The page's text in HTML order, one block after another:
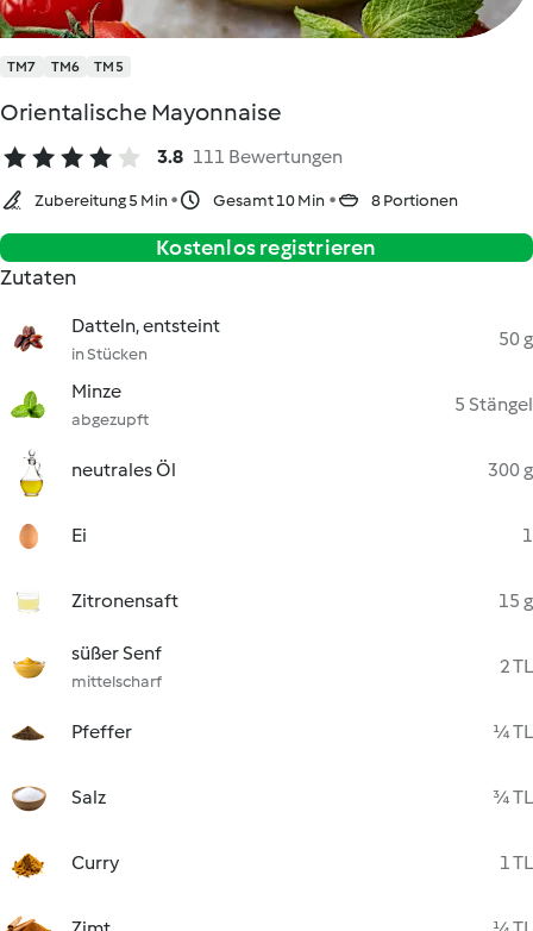
TM7 TM6 TM5
Orientalische Mayonnaise
3.8 111 Bewertungen
Zubereitung 5 Min Gesamt 10 Min 8 Portionen
Kostenlos registrieren
Zutaten
Datteln, entsteint
in Stücken
50 g
Minze
abgezupft
5 Stängel
neutrales Öl 300 g
Ei 1
Zitronensaft 15 g
süßer Senf
mittelscharf
2 TL
Pfeffer ¼ TL
Salz ¾ TL
Curry 1 TL